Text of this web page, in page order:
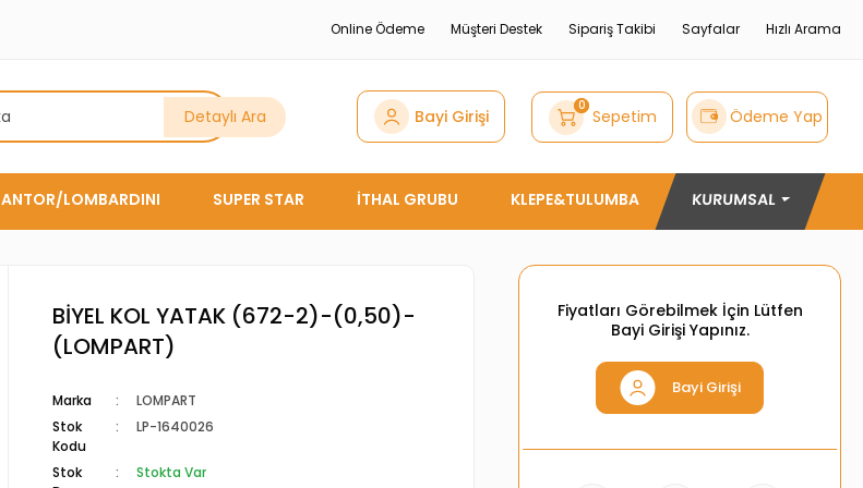
Online Ödeme Müşteri Destek Sipariş Takibi Sayfalar Hızlı Arama
Detaylı Ara Bayi Girişi 0 Sepetim Ödeme Yap
ANTOR/LOMBARDINI SUPER STAR İTHAL GRUBU KLEPE&TULUMBA KURUMSAL
BİYEL KOL YATAK (672-2)-(0,50)-
(LOMPART)
Marka
LOMPART
Stok
Kodu
LP-1640026
Stok
Stokta Var
Fiyatları Görebilmek İçin Lütfen
Bayi Girişi Yapınız.
Bayi Girişi